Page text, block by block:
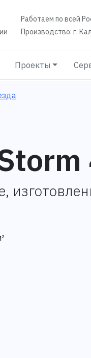
Работаем по всей
Производство: г.
Проекты